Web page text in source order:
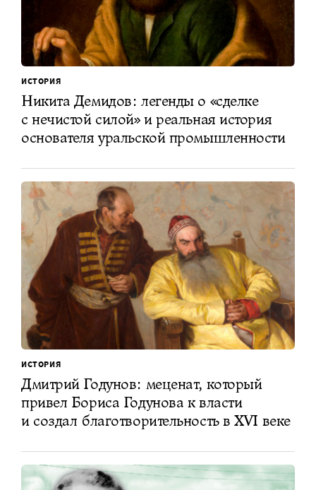
ИСТОРИЯ
Никита Демидов: легенды о «сделке
с нечистой силой» и реальная история
основателя уральской промышленности
ИСТОРИЯ
Дмитрий Годунов: меценат, который
привел Бориса Годунова к власти
и создал благотворительность в XVI веке